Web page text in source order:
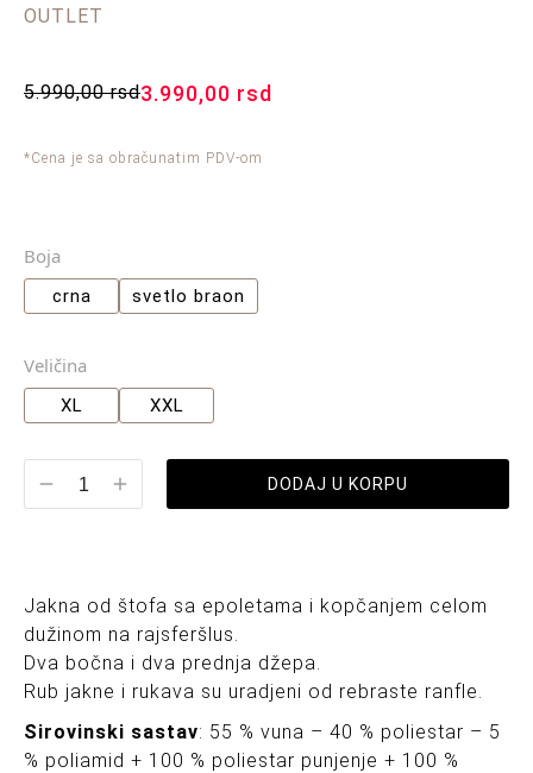
OUTLET
5.990,00rsd3.990,00 rsd
*Cena je sa obračunatim PDV-om
Boja
crna svetlo braon
Veličina
XL XXL
DODAJ U KORPU
Jakna od štofa sa epoletama i kopčanjem celom
dužinom na rajsferšlus.
Dva bočna i dva prednja džepa.
Rub jakne i rukava su uradjeni od rebraste ranfle.
Sirovinski sastav: 55 % vuna – 40 % poliestar – 5
% poliamid + 100 % poliestar punjenje + 100 %